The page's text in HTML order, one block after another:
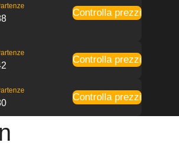
Controlla prezzi
Controlla prezzi
Controlla prezzi